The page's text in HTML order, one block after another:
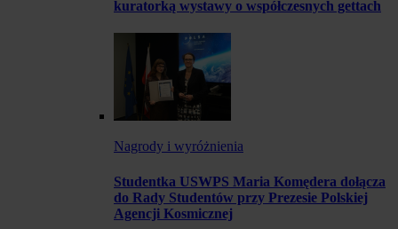
kuratorką wystawy o współczesnych gettach
Nagrody i wyróżnienia
Studentka USWPS Maria Komędera dołącza
do Rady Studentów przy Prezesie Polskiej
Agencji Kosmicznej